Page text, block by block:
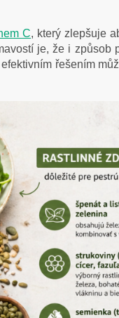
C, který zlepšuje
je, že i způsob
řešením